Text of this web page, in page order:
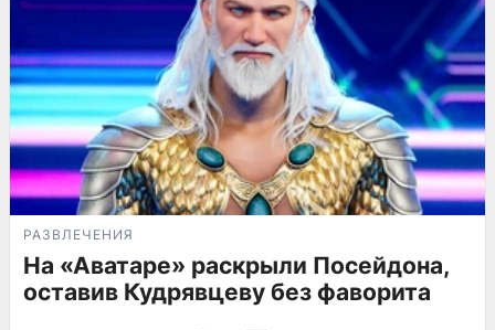
РАЗВЛЕЧЕНИЯ
На «Аватаре» раскрыли Посейдона,
оставив Кудрявцеву без фаворита